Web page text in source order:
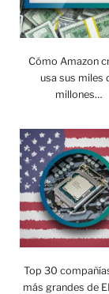
Cómo Amazon
usa sus miles
millones…
Top 30
más grandes de